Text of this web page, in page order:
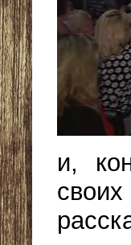
и,